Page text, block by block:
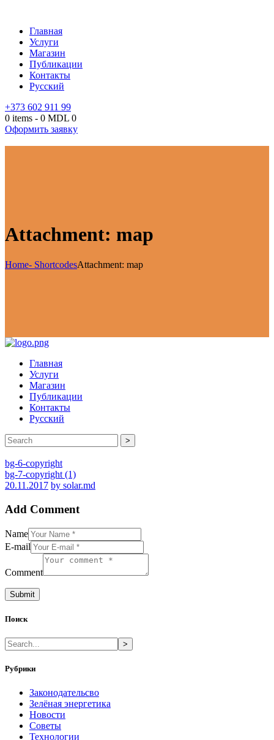
Главная
Услуги
Магазин
Публикации
Контакты
Русский
+373 602 911 99
0 items - 0 MDL 0
Оформить заявку
Attachment: map
Home- ShortcodesAttachment: map
Главная
Услуги
Магазин
Публикации
Контакты
Русский
>
bg-6-copyright
bg-7-copyright (1)
20.11.2017 by solar.md
Add Comment
Name
E-mail
Comment
Поиск
>
Рубрики
Законодательсво
Зелёная энергетика
Новости
Советы
Технологии